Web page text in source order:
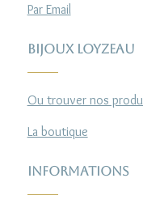
Par Email
Bijoux Loyzeau
Ou trouver nos
La boutique
Informations